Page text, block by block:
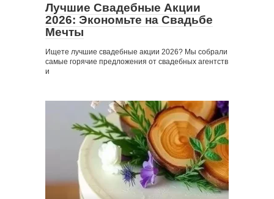
Лучшие Свадебные Акции
2026: Экономьте на Свадьбе
Мечты
Ищете лучшие свадебные акции 2026? Мы собрали
самые горячие предложения от свадебных агентств
и